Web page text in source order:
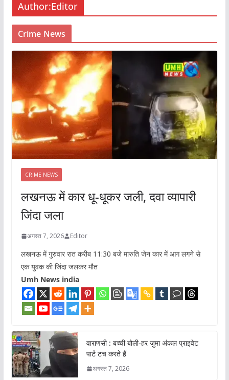
Author:Editor
Crime News
CRIME NEWS
लखनऊ में कार धू-धूकर जली, दवा व्यापारी
जिंदा जला
अगस्त 7, 2026 Editor
लखनऊ में गुरुवार रात करीब 11:30 बजे मारुति जेन कार में आग लगने से
एक युवक की जिंदा जलकर मौत
Umh News india
वाराणसी : बच्ची बोली-हर जुमा अंकल प्राइवेट
पार्ट टच करते हैं
अगस्त 7, 2026